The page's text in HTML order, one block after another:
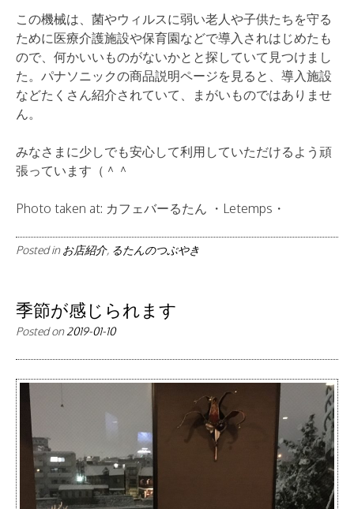
この機械は、菌やウィルスに弱い老人や子供たちを守る
ために医療介護施設や保育園などで導入されはじめたも
ので、何かいいものがないかとと探していて見つけまし
た。パナソニックの商品説明ページを見ると、導入施設
などたくさん紹介されていて、まがいものではありませ
ん。
みなさまに少しでも安心して利用していただけるよう頑
張っています（＾＾
Photo taken at: カフェバーるたん ・Letemps・
Posted in お店紹介, るたんのつぶやき
季節が感じられます
Posted on2019-01-10